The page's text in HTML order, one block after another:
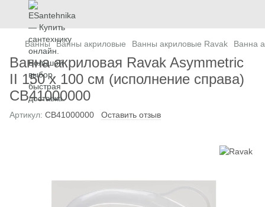
Ванны Ванны акриловые Ванны акриловые Ravak Ванна
Ванна акриловая Ravak Asymmetric
II 150 х 100 см (исполнение справа)
CB41000000
Артикул: CB41000000 Оставить отзыв